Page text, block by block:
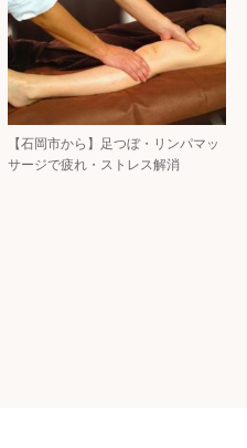
【石岡市から】足つぼ・リンパマッ
サージで疲れ・ストレス解消